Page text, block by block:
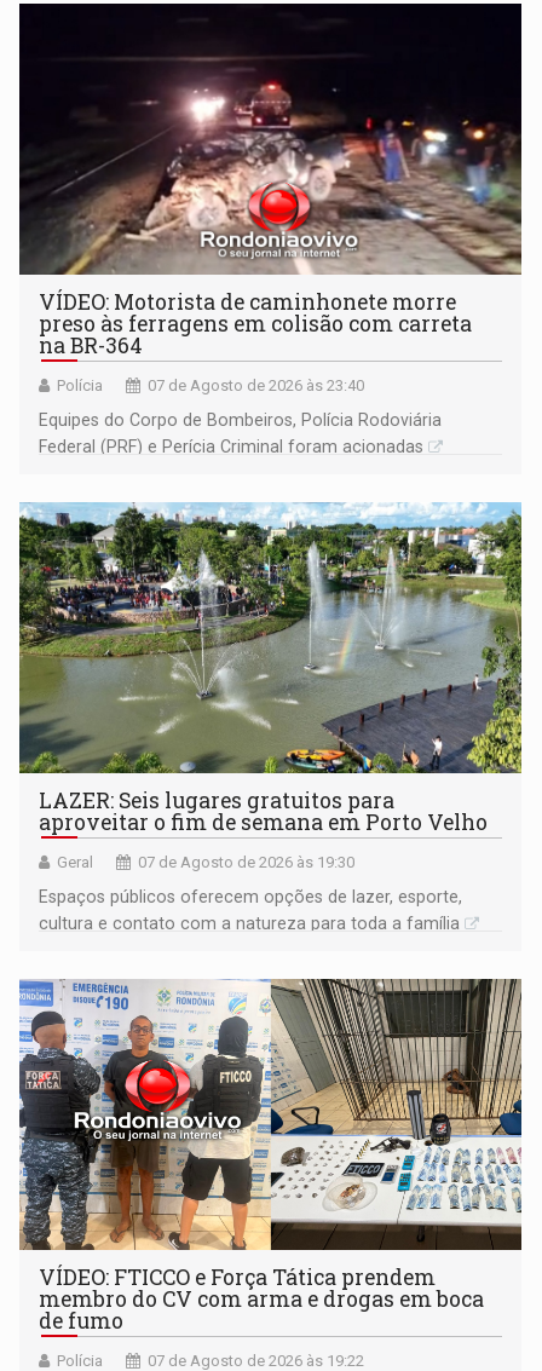
VÍDEO: Motorista de caminhonete morre
preso às ferragens em colisão com carreta
na BR-364
Polícia 07 de Agosto de 2026 às 23:40
Equipes do Corpo de Bombeiros, Polícia Rodoviária
Federal (PRF) e Perícia Criminal foram acionadas
LAZER: Seis lugares gratuitos para
aproveitar o fim de semana em Porto Velho
Geral 07 de Agosto de 2026 às 19:30
Espaços públicos oferecem opções de lazer, esporte,
cultura e contato com a natureza para toda a família
VÍDEO: FTICCO e Força Tática prendem
membro do CV com arma e drogas em boca
de fumo
Polícia 07 de Agosto de 2026 às 19:22